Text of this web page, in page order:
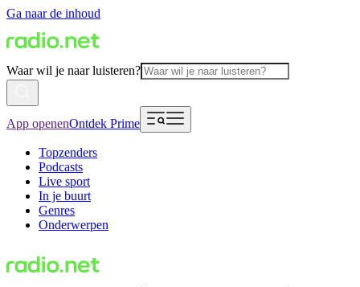
Ga naar de inhoud
Waar wil je naar luisteren?
App openenOntdek Prime
Topzenders
Podcasts
Live sport
In je buurt
Genres
Onderwerpen